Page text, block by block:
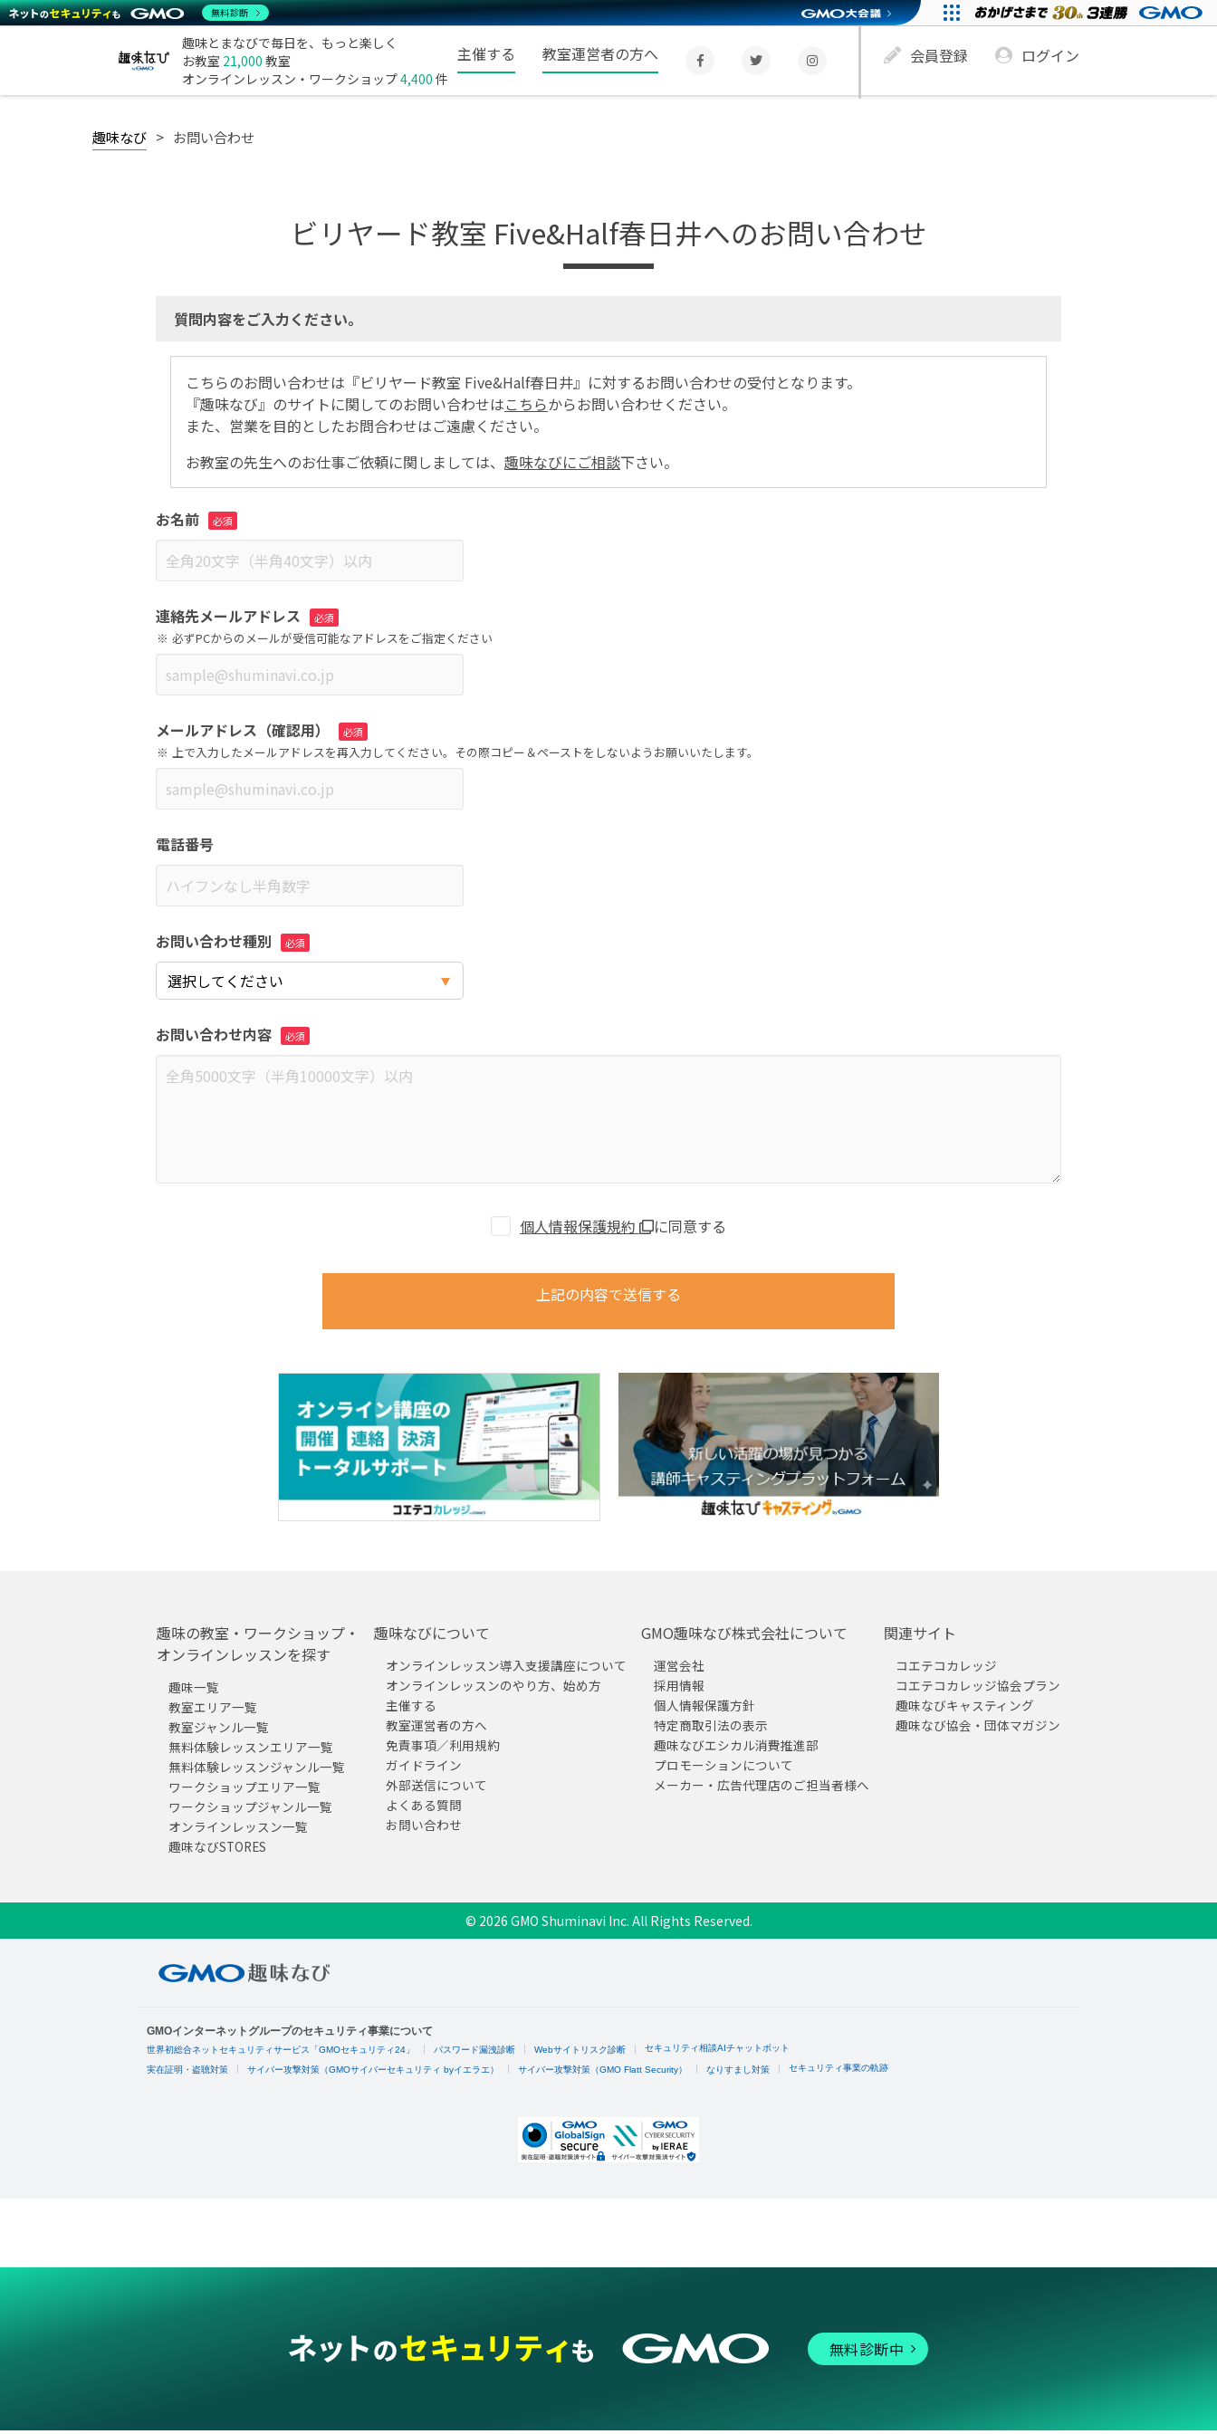
趣味とまなびで毎日を、もっと楽しく
お教室 21,000 教室
オンラインレッスン・ワークショップ4,400 件
主催する 教室運営者の方へ 会員登録 ログイン
趣味なび お問い合わせ
ビリヤード教室 Five&Half春日井へのお問い合わせ
質問内容をご入力ください。
こちらのお問い合わせは『ビリヤード教室 Five&Half春日井』に対するお問い合わせの受付となります。
『趣味なび』のサイトに関してのお問い合わせはこちらからお問い合わせください。
また、営業を目的としたお問合わせはご遠慮ください。
お教室の先生へのお仕事ご依頼に関しましては、 趣味なびにご相談下さい。
お名前
連絡先メールアドレス
必ずPCからのメールが受信可能なアドレスをご指定ください
メールアドレス（確認用）
上で入力したメールアドレスを再入力してください。その際コピー＆ペーストをしないようお願いいたします。
電話番号
お問い合わせ種別
お問い合わせ内容
個人情報保護規約 に同意する
上記の内容で送信する
趣味の教室・ワークショップ・
オンラインレッスンを探す
趣味一覧
教室エリア一覧
教室ジャンル一覧
無料体験レッスンエリア一覧
無料体験レッスンジャンル一覧
ワークショップエリア一覧
ワークショップジャンル一覧
オンラインレッスン一覧
趣味なびSTORES
趣味なびについて
オンラインレッスン導入支援講座について
オンラインレッスンのやり方、始め方
主催する
教室運営者の方へ
免責事項／利用規約
ガイドライン
外部送信について
よくある質問
お問い合わせ
GMO趣味なび株式会社について
運営会社
採用情報
個人情報保護方針
特定商取引法の表示
趣味なびエシカル消費推進部
プロモーションについて
メーカー・広告代理店のご担当者様へ
関連サイト
コエテコカレッジ
コエテコカレッジ協会プラン
趣味なびキャスティング
趣味なび協会・団体マガジン
© 2026 GMO Shuminavi Inc. All Rights Reserved.
無料診断中
無料診断